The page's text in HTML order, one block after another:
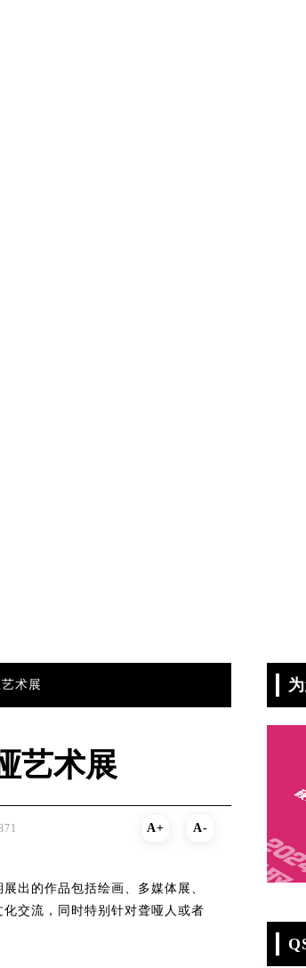
术展
艺术展
A+ A-
出的作品包括绘画、多媒体展、
交流，同时特别针对聋哑人或者